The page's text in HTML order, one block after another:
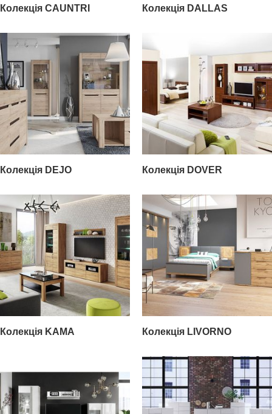
Колекція CAUNTRI Колекція DALLAS
Колекція DEJO Колекція DOVER
Колекція KAMA Колекція LIVORNO